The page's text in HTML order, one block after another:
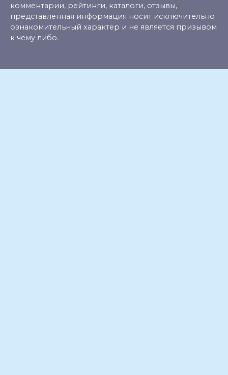
комментарии, рейтинги, каталоги, отзывы,
представленная информация носит исключительно
ознакомительный характер и не является призывом
к чему либо.